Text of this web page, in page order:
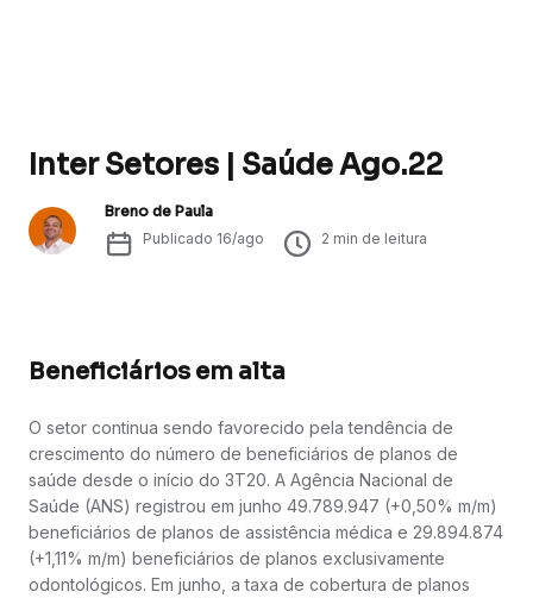
Inter Setores | Saúde Ago.22
Breno de Paula
Publicado 16/ago 2 min de leitura
Beneficiários em alta
O setor continua sendo favorecido pela tendência de
crescimento do número de beneficiários de planos de
saúde desde o início do 3T20. A Agência Nacional de
Saúde (ANS) registrou em junho 49.789.947 (+0,50% m/m)
beneficiários de planos de assistência médica e 29.894.874
(+1,11% m/m) beneficiários de planos exclusivamente
odontológicos. Em junho, a taxa de cobertura de planos